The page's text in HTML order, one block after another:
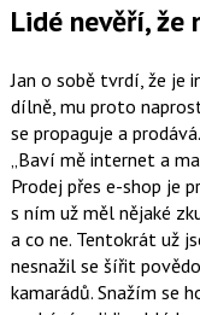
Lidé nevěří, že
Jan o sobě tvrdí, že je
dílně, mu proto
se propaguje a
Baví mě internet a
Prodej přes e-shop je
s ním už měl nějaké
a co ne. Tentokrát už
nesnažil se šířit
kamarádů. Snažím se